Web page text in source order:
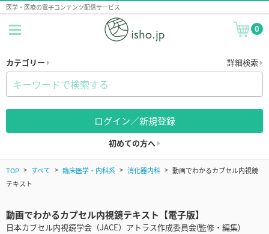
医学・医療の電子コンテンツ配信サービス
0
カテゴリー 詳細検索
ログイン／新規登録
初めての方へ
TOP すべて 臨床医学・内科系 消化器内科
動画でわかるカプセル内視鏡
テキスト
動画でわかるカプセル内視鏡テキスト【電子版】
日本カプセル内視鏡学会（JACE）アトラス作成委員会(監修・編集)